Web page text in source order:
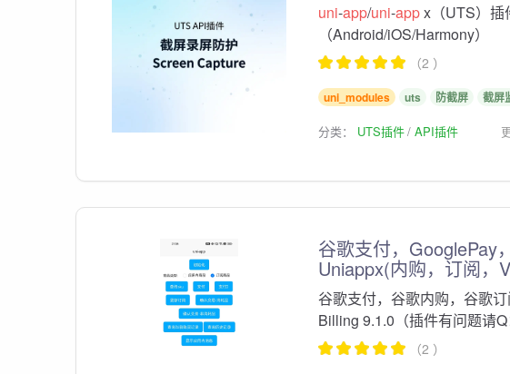
uni-app/uni-appx（UTS）插
（Android/iOS/Harmony）
（2 ）
uni_modules uts 防截屏 截屏
分类： UTS插件 API插件
谷歌支付，GooglePay
Uniappx(内购，订阅，
谷歌支付，谷歌内购，谷歌
Billing 9.1.0（插件有问题请Q
（2 ）